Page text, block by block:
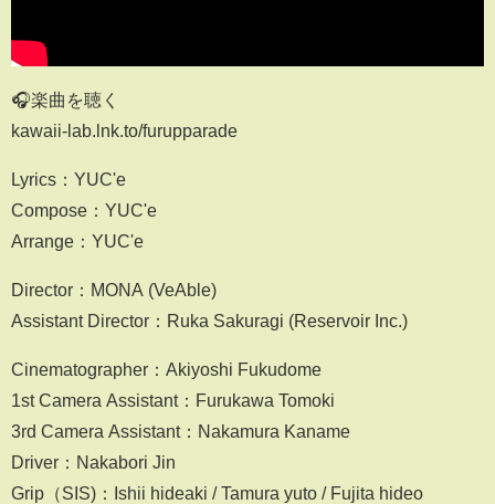
🎧楽曲を聴く
kawaii-lab.lnk.to/furupparade
Lyrics：YUC'e
Compose：YUC'e
Arrange：YUC'e
Director：MONA (VeAble)
Assistant Director：Ruka Sakuragi (Reservoir Inc.)
Cinematographer：Akiyoshi Fukudome
1st Camera Assistant：Furukawa Tomoki
3rd Camera Assistant：Nakamura Kaname
Driver：Nakabori Jin
Grip（SIS)：Ishii hideaki / Tamura yuto / Fujita hideo